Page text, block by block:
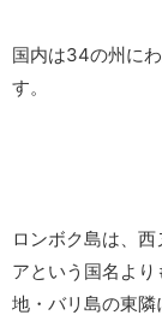
国内は34の州に
す。
ロンボク島は、
アという国名よ
地・バリ島の東隣